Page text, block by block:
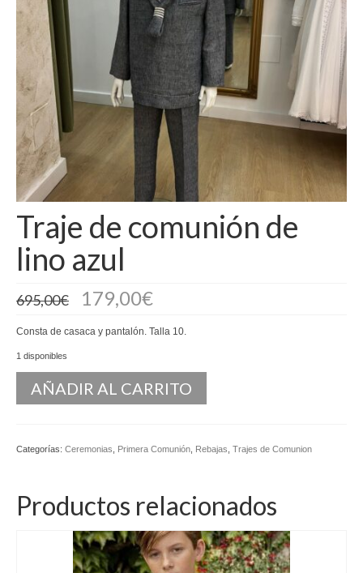
Camisas
Camisetas
Capas
Chalecos y Chaquetas
Chaquetones
Conjuntos
Kaftan
Pantalones y Shorts
Vestidos Largos
Vestidos Midi
Traje de comunión de
lino azul
695,00€ 179,00€
Consta de casaca y pantalón. Talla 10.
1 disponibles
AÑADIR AL CARRITO
Categorías: Ceremonias Primera Comunión Rebajas Trajes de Comunion
Productos relacionados